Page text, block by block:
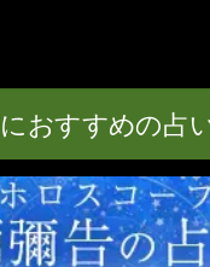
おすすめの占